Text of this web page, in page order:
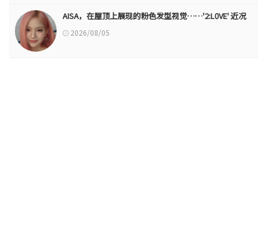
AISA，在屋顶上展现的粉色发型视觉……'2:L0VE' 近况
2026/08/05